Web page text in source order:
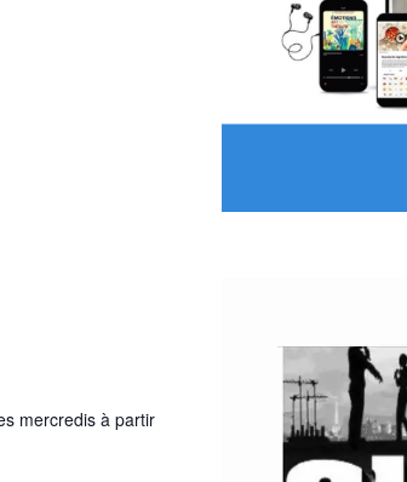
mercredis à partir